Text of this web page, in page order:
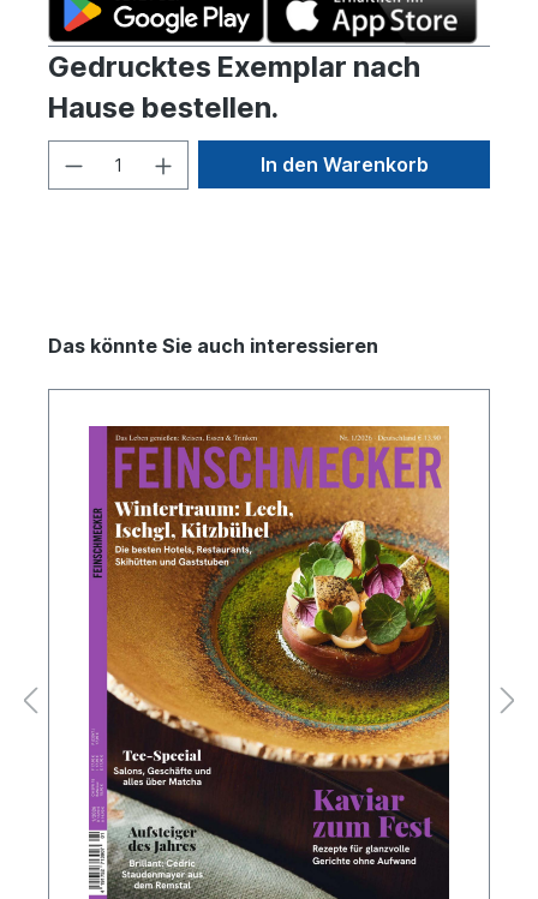
Gedrucktes Exemplar nach
Hause bestellen.
In den Warenkorb
Das könnte Sie auch interessieren